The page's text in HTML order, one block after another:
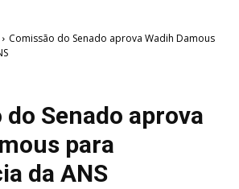
Comissão do Senado aprova Wadih Damous
do Senado aprova
para
da ANS